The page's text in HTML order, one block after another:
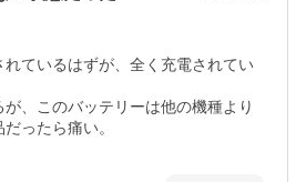
ているはずが、全く充電されてい
、このバッテリーは他の機種より
ったら痛い。